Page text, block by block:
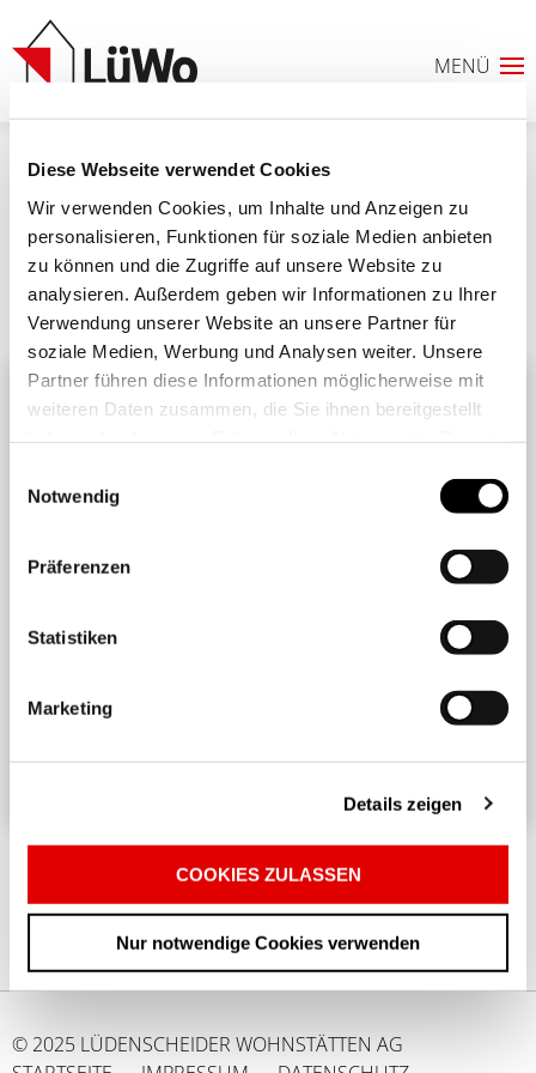
Diese Webseite verwendet Cookies
Wir verwenden Cookies, um Inhalte und Anzeigen zu
personalisieren, Funktionen für soziale Medien anbieten
zu können und die Zugriffe auf unsere Website zu
analysieren. Außerdem geben wir Informationen zu Ihrer
Verwendung unserer Website an unsere Partner für
soziale Medien, Werbung und Analysen weiter. Unsere
Partner führen diese Informationen möglicherweise mit
weiteren Daten zusammen, die Sie ihnen bereitgestellt
Cookies, wenn Sie unsere Webseite weiterhin nutzen.
Notwendig
Präferenzen
Statistiken
Marketing
Details zeigen
COOKIES ZULASSEN
Nur notwendige Cookies verwenden
luewo-blogbeitrag-solarsolutions2
Ähnliche Beiträge Alle Beiträge
Harmonisches Wohnen untereinander
in einem Mehrparteienhaus erfordert
Rücksichtnahme und Achtsamkeit. ...
ANFRAGELISTE
© 2025 LÜDENSCHEIDER WOHNSTÄTTEN AG